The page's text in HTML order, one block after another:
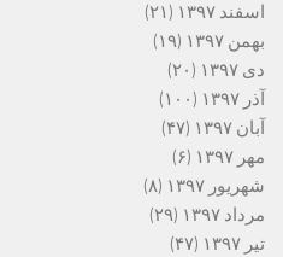
اسفند ۱۳۹۷
(۲۱)
بهمن ۱۳۹۷
(۱۹)
دی ۱۳۹۷
(۲۰)
آذر ۱۳۹۷
(۱۰۰)
آبان ۱۳۹۷
(۴۷)
مهر ۱۳۹۷
(۶)
شهریور ۱۳۹۷
(۸)
مرداد ۱۳۹۷
(۲۹)
تیر ۱۳۹۷
(۴۷)